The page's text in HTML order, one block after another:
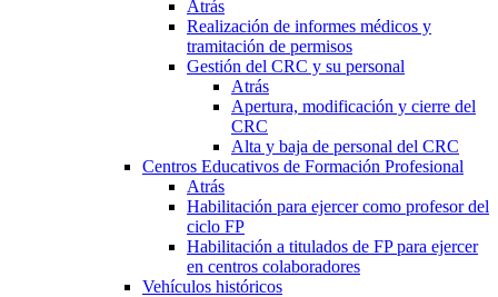
Atrás
Realización de informes médicos y
tramitación de permisos
Gestión del CRC y su personal
Atrás
Apertura, modificación y cierre del
CRC
Alta y baja de personal del CRC
Centros Educativos de Formación Profesional
Atrás
Habilitación para ejercer como profesor del
ciclo FP
Habilitación a titulados de FP para ejercer
en centros colaboradores
Vehículos históricos